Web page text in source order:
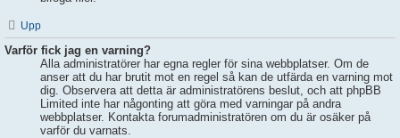
Upp
Varför fick jag en varning?
Alla administratörer har egna regler för sina webbplatser. Om de
anser att du har brutit mot en regel så kan de utfärda en varning mot
dig. Observera att detta är administratörens beslut, och att phpBB
Limited inte har någonting att göra med varningar på andra
webbplatser. Kontakta forumadministratören om du är osäker på
varför du varnats.